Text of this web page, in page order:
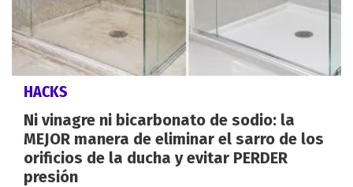
HACKS
Ni vinagre ni bicarbonato de sodio: la
MEJOR manera de eliminar el sarro de los
orificios de la ducha y evitar PERDER
presión